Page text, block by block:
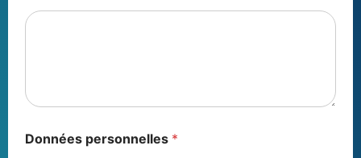
Données personnelles *